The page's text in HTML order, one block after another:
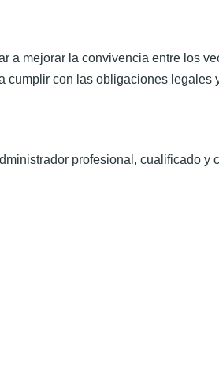
a mejorar la convivencia entre los
cumplir con las obligaciones legales
profesional, cualificado